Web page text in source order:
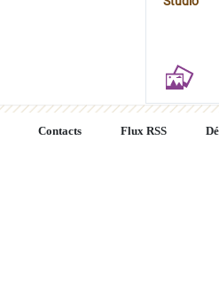
Contacts Flux RSS